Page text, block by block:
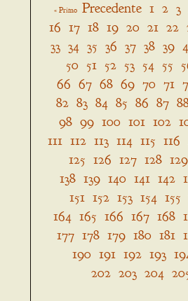
« Primo Precedente 1 2 3
16 17 18 19 20 21 22
33 34 35 36 37 38 39
50 51 52 53 54 55
66 67 68 69 70 71
82 83 84 85 86 87
98 99 100 101 102
111 112 113 114 115 116
125 126 127 128 129
138 139 140 141 142
151 152 153 154 155
164 165 166 167 168
177 178 179 180 181
190 191 192 193
202 203 204